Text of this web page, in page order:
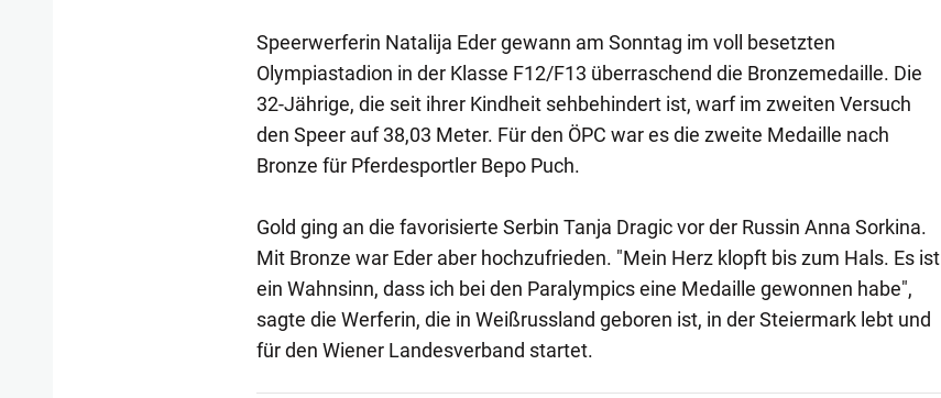
Speerwerferin Natalija Eder gewann am Sonntag im voll besetzten
Olympiastadion in der Klasse F12/F13 überraschend die Bronzemedaille. Die
32-Jährige, die seit ihrer Kindheit sehbehindert ist, warf im zweiten Versuch
den Speer auf 38,03 Meter. Für den ÖPC war es die zweite Medaille nach
Bronze für Pferdesportler Bepo Puch.
Gold ging an die favorisierte Serbin Tanja Dragic vor der Russin Anna Sorkina.
Mit Bronze war Eder aber hochzufrieden. "Mein Herz klopft bis zum Hals. Es ist
ein Wahnsinn, dass ich bei den Paralympics eine Medaille gewonnen habe",
sagte die Werferin, die in Weißrussland geboren ist, in der Steiermark lebt und
für den Wiener Landesverband startet.